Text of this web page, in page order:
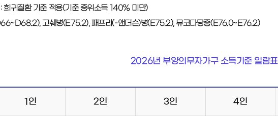
희귀질환 기준 적용(기준 중위소득 140% 미만)
고쉐병(E75.2), 패프리(-앤더슨)병(E75.2), 뮤코다당증(E76.0~E76.2)
2026년 부양의무자가구 소득기준 일람표
1인 2인 3인 4인